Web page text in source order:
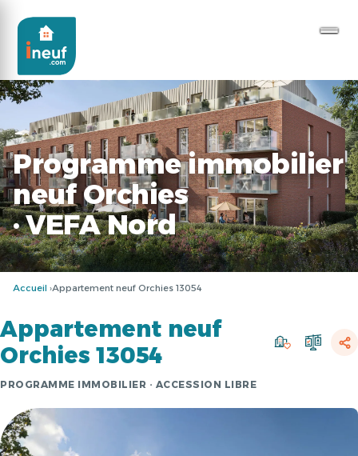
Programme immobilier
neuf Orchies
· VEFA Nord
Accueil Appartement neuf Orchies 13054
Appartement neuf
Orchies 13054
PROGRAMME IMMOBILIER · ACCESSION LIBRE